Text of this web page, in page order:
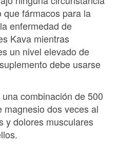
que fármacos para la
enfermedad de
Kava mientras
un nivel elevado de
debe usarse
una combinación de 500
magnesio dos veces al
y dolores musculares